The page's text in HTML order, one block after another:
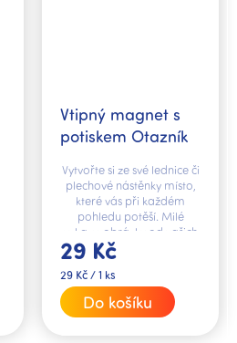
Vtipný magnet s
potiskem Otazník
29 Kč
Měrná
cena:
29 Kč / 1 ks
Do košíku
Vytvořte si ze své lednice či
plechové nástěnky místo,
které vás při každém
pohledu potěší. Milé
vzkazy, obrázky od vašich
dětí nebo fotografie z cest
si připněte vtipným...